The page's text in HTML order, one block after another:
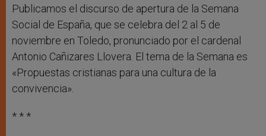
Publicamos el discurso de apertura de la Semana
Social de España, que se celebra del 2 al 5 de
noviembre en Toledo, pronunciado por el cardenal
Antonio Cañizares Llovera. El tema de la Semana es
«Propuestas cristianas para una cultura de la
convivencia».
* * *